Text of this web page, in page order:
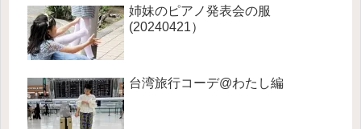
姉妹のピアノ発表会の服
(20240421）
台湾旅行コーデ@わたし編